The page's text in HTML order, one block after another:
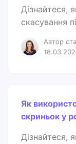
Дізнайтеся,
скасування
Автор
Як
скриньок у
Дізнайтеся,